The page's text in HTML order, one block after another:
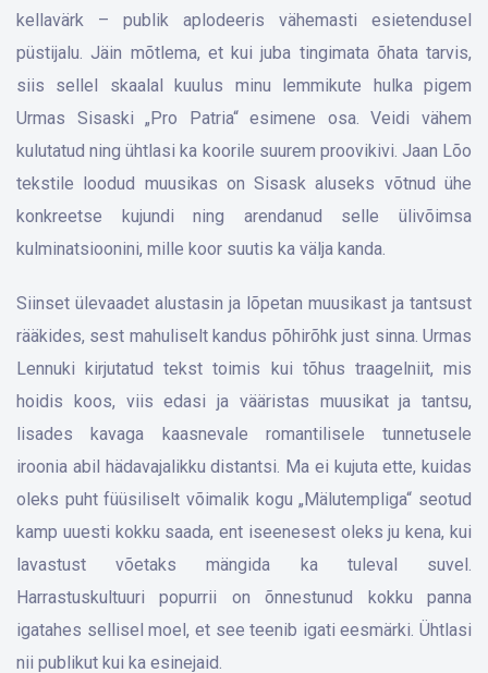
kellavärk – publik aplodeeris vähemasti esietendusel
püstijalu. Jäin mõtlema, et kui juba tingimata õhata tarvis,
siis sellel skaalal kuulus minu lemmikute hulka pigem
Urmas Sisaski „Pro Patria“ esimene osa. Veidi vähem
kulutatud ning ühtlasi ka koorile suurem proovikivi. Jaan Lõo
tekstile loodud muusikas on Sisask aluseks võtnud ühe
konkreetse kujundi ning arendanud selle ülivõimsa
kulminatsioonini, mille koor suutis ka välja kanda.
Siinset ülevaadet alustasin ja lõpetan muusikast ja tantsust
rääkides, sest mahuliselt kandus põhirõhk just sinna. Urmas
Lennuki kirjutatud tekst toimis kui tõhus traagelniit, mis
hoidis koos, viis edasi ja vääristas muusikat ja tantsu,
lisades kavaga kaasnevale romantilisele tunnetusele
iroonia abil hädavajalikku distantsi. Ma ei kujuta ette, kuidas
oleks puht füüsiliselt võimalik kogu „Mälutempliga“ seotud
kamp uuesti kokku saada, ent iseenesest oleks ju kena, kui
lavastust võetaks mängida ka tuleval suvel.
Harrastuskultuuri popurrii on õnnestunud kokku panna
igatahes sellisel moel, et see teenib igati eesmärki. Ühtlasi
nii publikut kui ka esinejaid.